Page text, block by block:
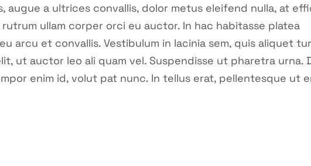
augue a ultrices convallis, dolor metus eleifend nulla, at
ullam corper orci eu auctor. In hac habitasse platea
arcu et convallis. Vestibulum in lacinia sem, quis aliquet
ut auctor leo ali quam vel. Suspendisse ut pharetra urna.
enim id, volut pat nunc. In tellus erat, pellentesque ut